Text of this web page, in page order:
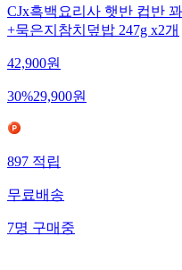
CJx흑백요리사 햇반 컵반
+묵은지참치덮밥 247g x2개
42,900원
30%29,900원
897적립
무료배송
7명구매중